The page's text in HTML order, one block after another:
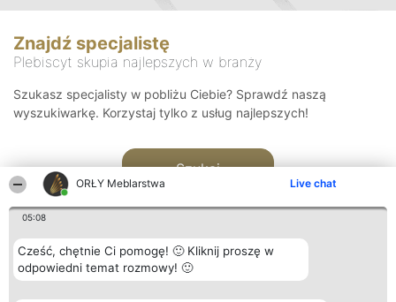
ORŁY Meblarstwa Live chat
05:08
Cześć, chętnie Ci pomogę! 🙂 Kliknij proszę w
odpowiedni temat rozmowy! 🙂
Znajdź specjalistę
Plebiscyt skupia najlepszych w branży
Szukasz specjalisty w pobliżu Ciebie? Sprawdź naszą
wyszukiwarkę. Korzystaj tylko z usług najlepszych!
Szukaj
Organizator plebiscytu Plebiscyt Kontakt